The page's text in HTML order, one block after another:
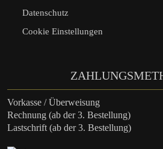
Datenschutz
Cookie Einstellungen
Vorkasse / Überweisung
Rechnung (ab der 3. Bestellung)
Lastschrift (ab der 3. Bestellung)